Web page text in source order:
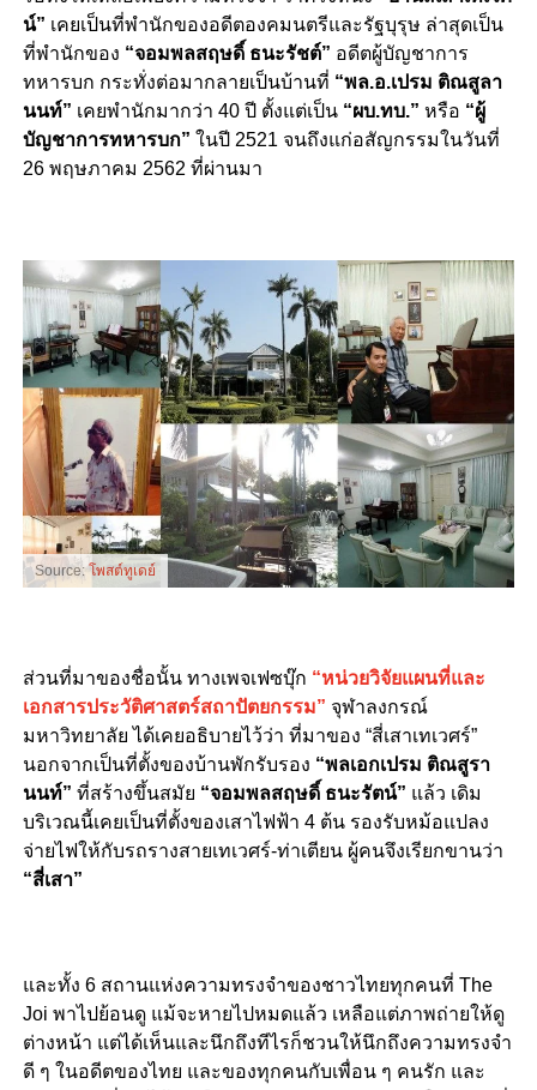
น์” เคยเป็นที่พำนักของอดีตองคมนตรีและรัฐบุรุษ ล่าสุดเป็น
ที่พำนักของ “จอมพลสฤษดิ์ ธนะรัชต์” อดีตผู้บัญชาการ
ทหารบก กระทั่งต่อมากลายเป็นบ้านที่ “พล.อ.เปรม ติณสูลา
นนท์” เคยพำนักมากว่า 40 ปี ตั้งแต่เป็น“ผบ.ทบ.” หรือ “ผู้
บัญชาการทหารบก” ในปี 2521 จนถึงแก่อสัญกรรมในวันที่
26 พฤษภาคม 2562 ที่ผ่านมา
Source:โพสต์ทูเดย์
ส่วนที่มาของชื่อนั้น ทางเพจเฟซบุ๊ก “หน่วยวิจัยแผนที่และ
เอกสารประวัติศาสตร์สถาปัตยกรรม” จุฬาลงกรณ์
มหาวิทยาลัย ได้เคยอธิบายไว้ว่า ที่มาของ “สี่เสาเทเวศร์”
นอกจากเป็นที่ตั้งของบ้านพักรับรอง “พลเอกเปรม ติณสูรา
นนท์” ที่สร้างขึ้นสมัย “จอมพลสฤษดิ์ ธนะรัตน์” แล้ว เดิม
บริเวณนี้เคยเป็นที่ตั้งของเสาไฟฟ้า 4 ต้น รองรับหม้อแปลง
จ่ายไฟให้กับรถรางสายเทเวศร์-ท่าเตียน ผู้คนจึงเรียกขานว่า
“สี่เสา”
และทั้ง 6 สถานแห่งความทรงจำของชาวไทยทุกคนที่ The
Joi พาไปย้อนดู แม้จะหายไปหมดแล้ว เหลือแต่ภาพถ่ายให้ดู
ต่างหน้า แต่ได้เห็นและนึกถึงทีไรก็ชวนให้นึกถึงความทรงจำ
ดี ๆ ในอดีตของไทย และของทุกคนกับเพื่อน ๆ คนรัก และ